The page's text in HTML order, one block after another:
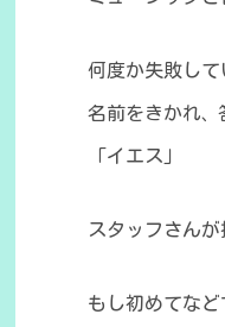
何度か失敗して
名前をきかれ、
「イエス」
スタッフさん
もし初めてな